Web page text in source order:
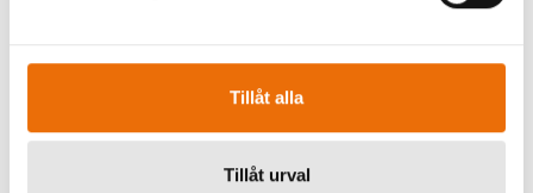
Tillåt alla
Tillåt urval
by Sirpa Franzén